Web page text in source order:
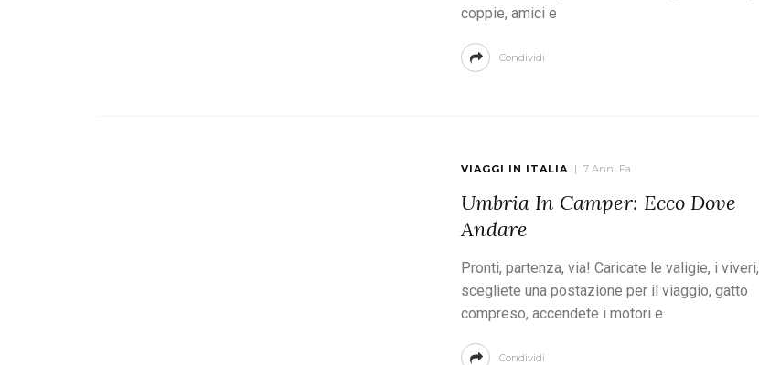
coppie, amici e
Condividi
VIAGGI IN ITALIA 7 Anni Fa
Umbria In Camper: Ecco Dove
Andare
Pronti, partenza, via! Caricate le valigie, i viveri,
scegliete una postazione per il viaggio, gatto
compreso, accendete i motori e
Condividi